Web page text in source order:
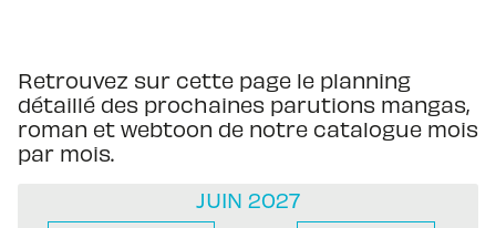
Retrouvez sur cette page le planning
détaillé des prochaines parutions mangas,
roman et webtoon de notre catalogue mois
par mois.
JUIN 2027